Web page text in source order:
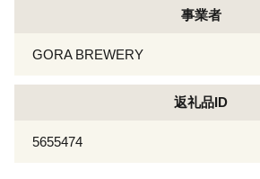
事業者
GORA BREWERY
返礼品ID
5655474